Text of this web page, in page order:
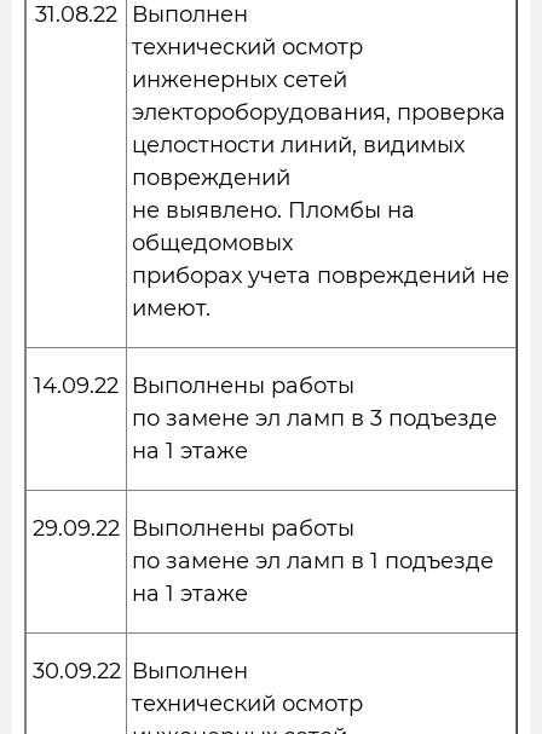
31.08.22
Выполнен
технический осмотр
инженерных сетей
электороборудования, проверка
целостности линий, видимых
повреждений
не выявлено. Пломбы на
общедомовых
приборах учета повреждений не
имеют.
14.09.22 Выполнены работы
по замене эл ламп в 3 подъезде
на 1 этаже
29.09.22 Выполнены работы
по замене эл ламп в 1 подъезде
на 1 этаже
30.09.22 Выполнен
технический осмотр